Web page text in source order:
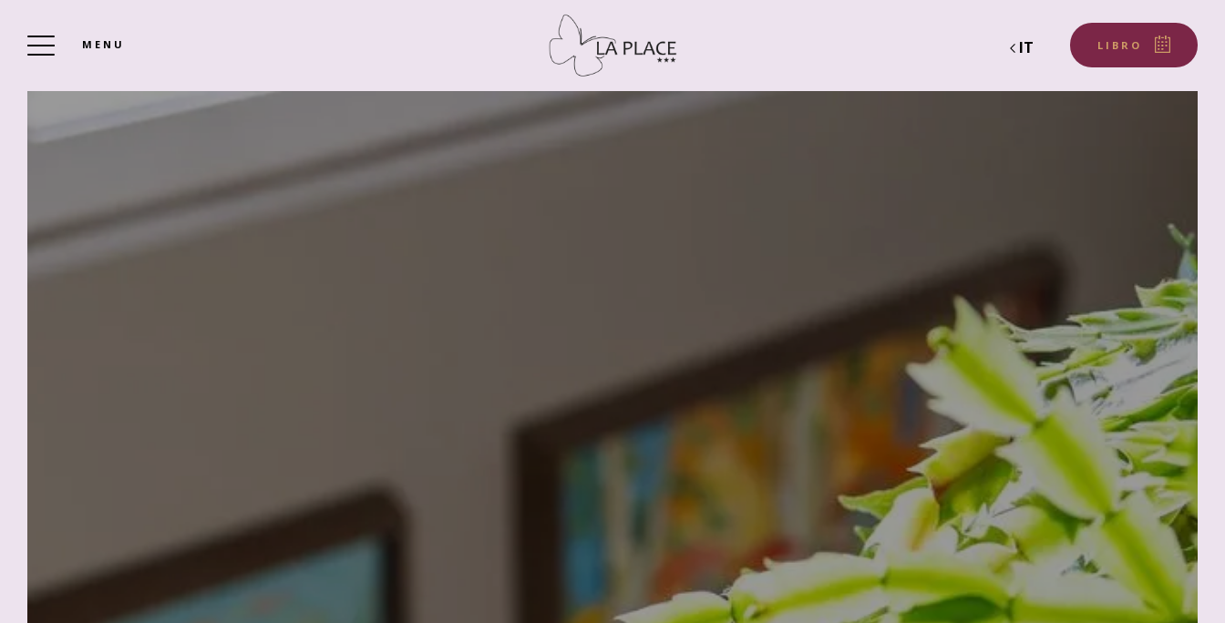
MENU LIBRO
IT
Preferite il comfort, il fascino e la morbidezza
dell'Hotel La Place d'Antibes! Qui tutto è
stato pensato e progettato per farti sentire
a casa. Per affari o per turismo, questo
affascinante indirizzo all'ingresso del centro
Arrivo
Partenza
Partenza
LIBRO